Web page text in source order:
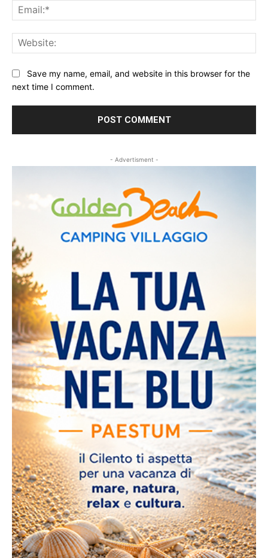
Save my name, email, and website in this browser for the
next time I comment.
- Advertisment -